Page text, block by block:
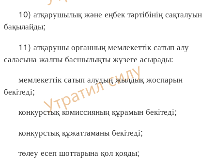
10) атқарушылық және еңбек тәртібінің сақталуын
бақылайды;
11) атқарушы органның мемлекеттік сатып алу
саласына жалпы басшылықты жүзеге асырады:
мемлекеттік сатып алудың жылдық жоспарын
бекітеді;
конкурстық комиссияның құрамын бекітеді;
конкурстық құжаттаманы бекітеді;
төлеу есеп шоттарына қол қояды;